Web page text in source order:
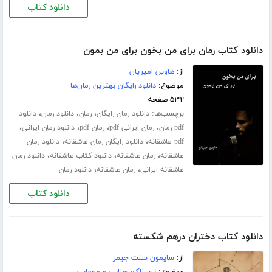
دانلود کتاب
دانلود کتاب رمان برای من بخون برای من بمون
از:هاوین امیریان
موضوع:دانلود رایگان بهترین رمان‌ها
۵۳۲ صفحه
برچسب‌ها:دانلود رمان رایگان،رمان،دانلود رمان،دانلود
pdf رمان
،رمان ایرانی pdf ،رمان pdf ،دانلود رمان ایرانی،
pdf عاشقانه ،دانلود رایگان رمان عاشقانه،دانلود رمان
عاشقانه،رمان عاشقانه،دانلود کتاب عاشقانه،دانلود رمان
عاشقانه ایرانی،رمان عاشقانه،دانلود رمان
دانلود کتاب
دانلود کتاب دختران درهم شکسته
از:سایمون سنت جیمز